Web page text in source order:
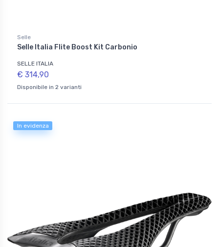
Selle
Selle Italia Flite Boost Kit Carbonio
SELLE ITALIA
€ 314,90
Disponibile in 2 varianti
In evidenza